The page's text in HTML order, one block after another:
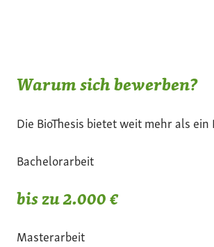
Warum sich bewerben?
Die BioThesis bietet weit mehr als
Bachelorarbeit
bis zu 2.000 €
Masterarbeit